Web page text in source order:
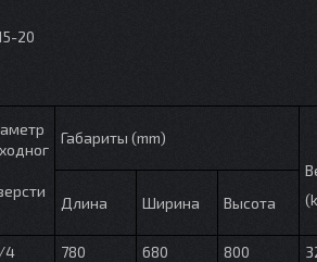
20
Габариты (mm)
Длина Ширина Высота
4 780 680 800